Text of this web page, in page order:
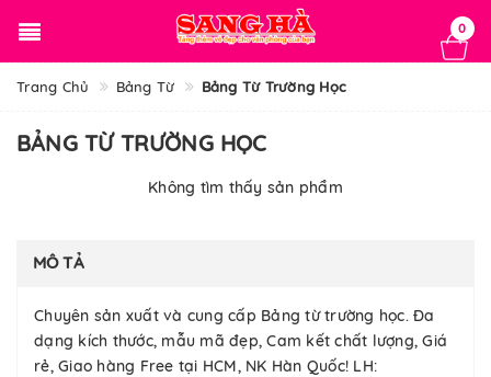
0
Trang Chủ Bảng Từ Bảng Từ Trường Học
BẢNG TỪ TRƯỜNG HỌC
Không tìm thấy sản phẩm
MÔ TẢ
Chuyên sản xuất và cung cấp Bảng từ trường học. Đa
dạng kích thước, mẫu mã đẹp, Cam kết chất lượng, Giá
rẻ, Giao hàng Free tại HCM, NK Hàn Quốc! LH: